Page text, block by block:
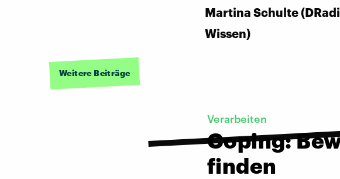
Martina Schulte
Wissen)
Weitere Beiträge
Verarbeiten
Coping:
finden